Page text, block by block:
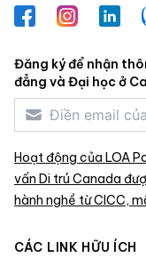
FacebookInstagram
Đăng ký để nhận
đẳng và Đại học ở
Hoạt động của LOA
vấn Di trú Canada
hành nghề từ CICC,
CÁC LINK HỮU ÍCH